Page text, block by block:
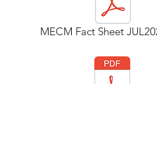
MECM Fact Sheet